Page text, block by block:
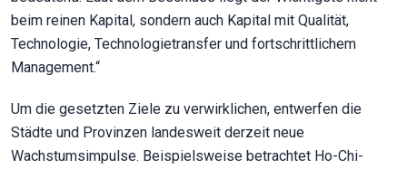
beim reinen Kapital, sondern auch Kapital mit Qualität,
Technologie, Technologietransfer und fortschrittlichem
Management.“
Um die gesetzten Ziele zu verwirklichen, entwerfen die
Städte und Provinzen landesweit derzeit neue
Wachstumsimpulse. Beispielsweise betrachtet Ho-Chi-